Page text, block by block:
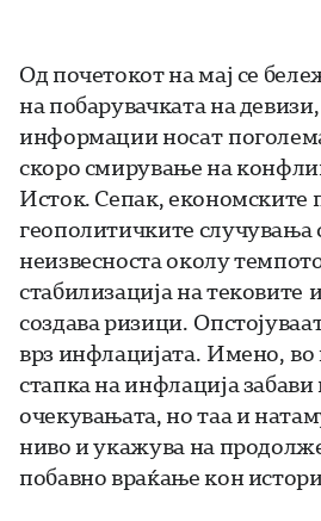
Од почетокот на мај се
на побарувачката на
информации носат
скоро смирување на
Исток. Сепак, економските
геополитичките случувања
неизвесноста околу
стабилизација на тековите
создава ризици.
врз инфлацијата. Имено,
стапка на инфлација забави
очекувањата, но таа и
ниво и укажува на
побавно враќање кон